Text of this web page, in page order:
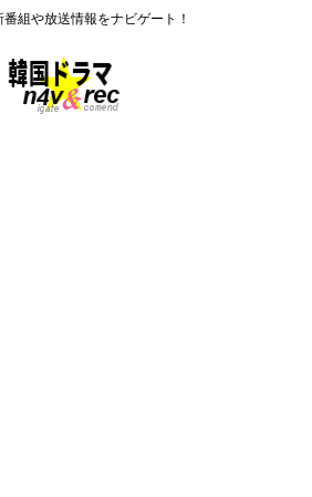
組や放送情報をナビゲート！